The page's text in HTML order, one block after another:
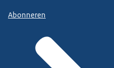
Abonneren